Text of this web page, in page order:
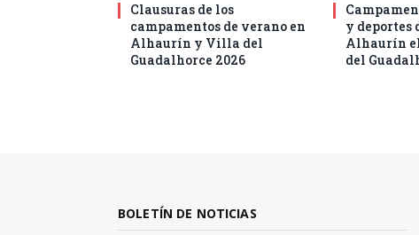
Clausuras de los
campamentos de verano en
Alhaurín y Villa del
Guadalhorce 2026
y deportes
Alhaurín
del
BOLETÍN DE NOTICIAS